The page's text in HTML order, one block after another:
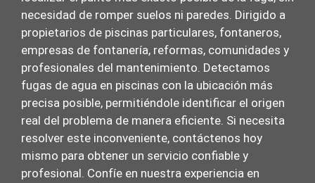
necesidad de romper suelos ni paredes. Dirigido a
propietarios de piscinas particulares, fontaneros,
empresas de fontanería, reformas, comunidades y
profesionales del mantenimiento. Detectamos
fugas de agua en piscinas con la ubicación más
precisa posible, permitiéndole identificar el origen
real del problema de manera eficiente. Si necesita
resolver este inconveniente, contáctenos hoy
mismo para obtener un servicio confiable y
profesional. Confíe en nuestra experiencia en